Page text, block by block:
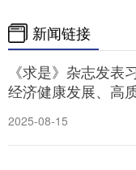
新闻链接
《求是》杂志发表
经济健康发展、高
2025-08-15